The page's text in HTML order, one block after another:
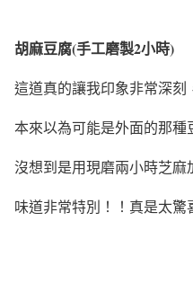
胡麻豆腐(手工磨製2小時)
這道真的讓我印象非常深刻
本來以為可能是外面的那種
沒想到是用現磨兩小時芝麻
味道非常特別！！真是太驚